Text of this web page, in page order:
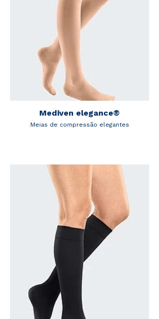
Mediven elegance®
Meias de compressão elegantes